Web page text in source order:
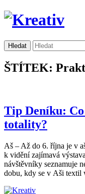
ŠTÍTEK:
Tip Deníku:
totality?
Aš – Až do 6. října je v
k vidění zajímavá
návštěvníky seznamuje
dobu, kdy se v Aši textil